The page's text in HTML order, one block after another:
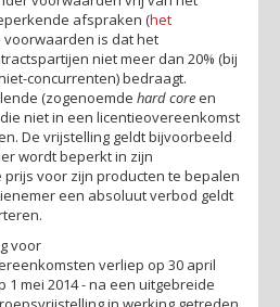
afspraken (het
voorwaarden is dat het
niet meer dan 20% (bij
concurrenten) bedraagt.
(zogenoemde hard coreen
niet in een licentieovereenkomst
De vrijstelling geldt bijvoorbeeld
wordt beperkt in zijn
voor zijn producten te bepalen
een absoluut verbod geldt
voor
verliep op 30 april
1 mei 2014 - na een uitgebreide